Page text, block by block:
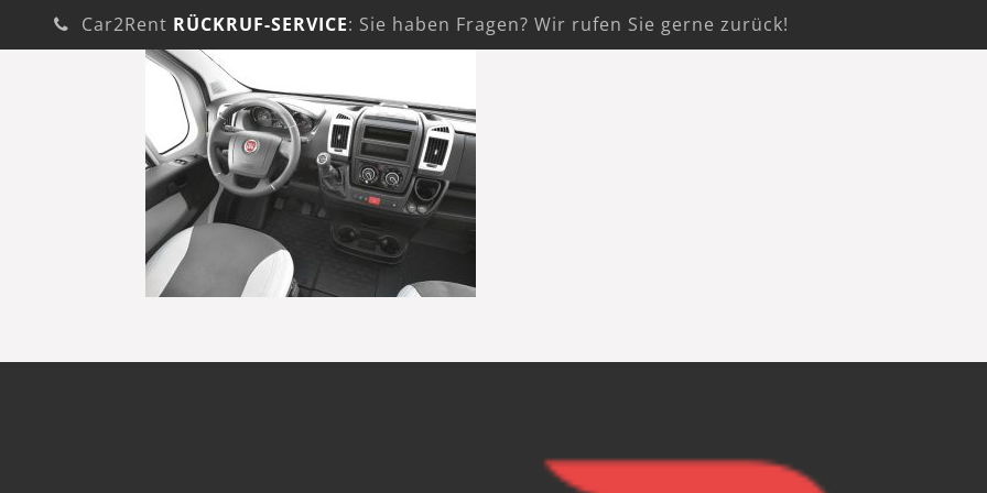
Car2Rent RÜCKRUF-SERVICE: Sie haben Fragen? Wir rufen Sie gerne zurück!